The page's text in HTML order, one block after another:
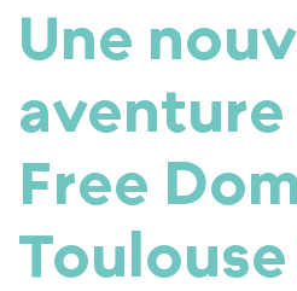
Une
aventure
Free